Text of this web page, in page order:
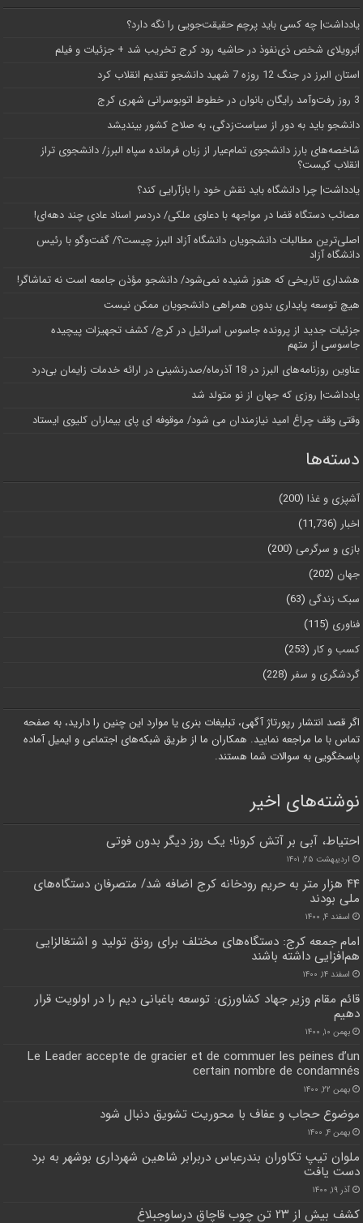
یادداشت| ‌چه کسی باید پرچم حقیقت‌جویی را نگه دارد؟
اَبَر‌ویلای شخص ذی‌نفوذ در حاشیه‌ رود کرج تخریب شد + جزئیات و فیلم
استان البرز در جنگ 12 روزه 7 شهید دانشجو تقدیم انقلاب کرد
3 روز رفت‌وآمد رایگان بانوان در خطوط اتوبوسرانی شهری کرج
دانشجو باید به دور از سیاست‌زدگی، به صلاح کشور بیندیشد
شاخصه‌های بارز دانشجوی تمام‌عیار از زبان فرمانده سپاه البرز/ دانشجوی تراز
انقلاب کیست؟
یادداشت| چرا دانشگاه باید نقش خود را بازآرایی کند؟
مصائب دستگاه قضا در مواجهه با دعاوی ملکی/ دردسر اسناد عادی چند‌ دهه‌ای!
اصلی‌ترین مطالبات دانشجویان دانشگاه آزاد البرز چیست؟/ گفت‌وگو با رئیس
دانشگاه آز‌اد
هشداری تاریخی که هنوز شنیده نمی‌شود/ دانشجو مؤذن جامعه است نه تماشاگر!
هیچ توسعه پایداری بدون همراهی دانشجویان ممکن نیست
جزئیات جدید از پرونده جاسوس اسرائیل در کرج/‌ کشف تجهیزات پیچیده
جاسوسی از متهم
عناوین روزنامه‌های البرز در ‌18 آذرماه/صدرنشینی در ارائه خدمات زایمان بی‌درد
یادداشت| روزی که جهان از نو متولد شد
وقتی وقف چراغ امید نیازمندان می شود/ موقوفه ای پای بیماران کلیوی ایستاد
دسته‌ها
آشپزی و غذا (200)
اخبار (11,736)
بازی و سرگرمی (200)
جهان (202)
سبک زندگی (63)
فناوری (115)
کسب و کار (253)
گردشگری و سفر (228)
اگر قصد انتشار رپورتاژ آگهی، تبلیغات بنری یا موارد این چنین را دارید، به صفحه
تماس با ما مراجعه نمایید. همکاران ما از طریق شبکه‌های اجتماعی و ایمیل آماده
پاسخگویی به سوالات شما هستند.
نوشته‌های اخیر
احتیاط، آبی بر آتش کرونا؛ یک روز دیگر بدون فوتی
اردیبهشت ۲۵, ۱۴۰۱
۴۴ هزار متر به حریم رودخانه کرج اضافه شد/ متصرفان دستگاه‌های
ملی بودند
اسفند ۴, ۱۴۰۰
امام جمعه کرج: دستگاه‌های مختلف برای رونق تولید و اشتغالزایی
هم‌افزایی داشته باشند
اسفند ۱۴, ۱۴۰۰
قائم مقام وزیر جهاد کشاورزی: توسعه باغبانی دیم را در اولویت قرار
دهیم
بهمن ۱۰, ۱۴۰۰
Le Leader accepte de gracier et de commuer les peines d’un
certain nombre de condamnés
بهمن ۲۲, ۱۴۰۰
موضوع حجاب و عفاف با محوریت تشویق دنبال شود
بهمن ۴, ۱۴۰۰
ملوان تیپ تکاوران بندرعباس دربرابر شاهین شهرداری بوشهر به برد
دست یافت
آذر ۱۹, ۱۴۰۰
کشف بیش از ۲۳ تن چوب قاچاق درساوجبلاغ